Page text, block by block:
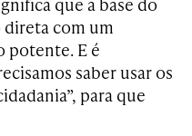
direta com um
potente. E é
saber usar os
para que